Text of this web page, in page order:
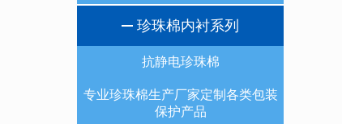
珍珠棉内衬系列
抗静电珍珠棉
专业珍珠棉生产厂家定制各类包装
保护产品